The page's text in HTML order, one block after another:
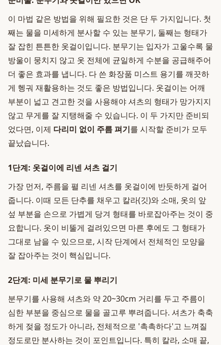
이 마법 같은 방법을 위해 필요한 것은 단 두 가지입니다. 첫
째는 물을 미세하게 분사할 수 있는 분무기, 둘째는 형태가
잘 잡힌 튼튼한 옷걸이입니다. 분무기는 입자가 고울수록 물
방울이 뭉치지 않고 옷 전체에 균일하게 수분을 공급해주어
더 좋은 효과를 냅니다. 다 쓴 화장품 미스트 용기를 깨끗하
게 헹궈 재활용하는 것도 좋은 방법입니다. 옷걸이는 어깨
부분이 넓고 견고한 것을 사용해야 셔츠의 형태가 망가지지
않고 무게를 잘 지탱해줄 수 있습니다. 이 두 가지만 준비되
었다면, 이제 다리미 없이 주름 펴기를 시작할 준비가 모두
끝났습니다.
1단계: 옷걸이에 리넨 셔츠 걸기
가장 먼저, 주름을 펼 리넨 셔츠를 옷걸이에 반듯하게 걸어
줍니다. 이때 모든 단추를 채우고 칼라(깃)와 소매, 옷의 앞
섶 부분을 손으로 가볍게 당겨 형태를 바로잡아주는 것이 중
요합니다. 옷이 비뚤게 걸려있으면 마른 후에도 그 형태가
그대로 남을 수 있으므로, 시작 단계에서 전체적인 모양을
잘 잡아주는 것이 핵심입니다.
2단계: 미세 분무기로 물 뿌리기
분무기를 사용해 셔츠와 약 20~30cm 거리를 두고 주름이
심한 부분을 중심으로 물을 골고루 뿌려줍니다. 셔츠가 축축
하게 젖을 정도가 아니라, 전체적으로 '촉촉하다'고 느껴질
정도로만 분사하는 것이 포인트입니다. 특히 칼라, 소매 끝,